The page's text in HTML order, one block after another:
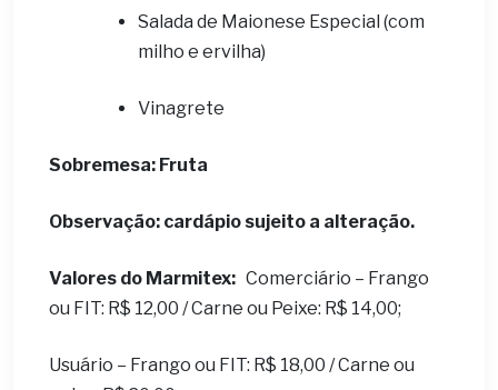
Salada de Maionese Especial (com
milho e ervilha)
Vinagrete
Sobremesa: Fruta
Observação: cardápio sujeito a alteração.
Valores do Marmitex: Comerciário – Frango
ou FIT: R$ 12,00 / Carne ou Peixe: R$ 14,00;
Usuário – Frango ou FIT: R$ 18,00 / Carne ou